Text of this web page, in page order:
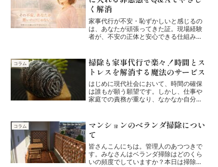
く解消
家事代行が不安・恥ずかしいと感じるの
は、あなたが頑張ってきた証。現場経験
者が、不安の正体と安心できる仕組みを
コラム
掃除も家事代行で楽々！時間とス
トレスを解消する魔法のサービス
はじめに現代社会において、時間の確保
は誰もが願う願望です。しかし、仕事や
家庭での責務が重なり、なかなか自分の
行サービス」です。家事の一部または全
てを専門業者に依頼すること...
コラム
マンションのベランダ掃除につい
て
皆さんこんにちは。管理人のあつつきで
す。みなさんはベランダ掃除はどのくら
いの頻度でしていますか？本日は掃除の